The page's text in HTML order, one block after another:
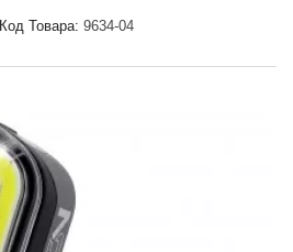
Код Товара: 9634-04